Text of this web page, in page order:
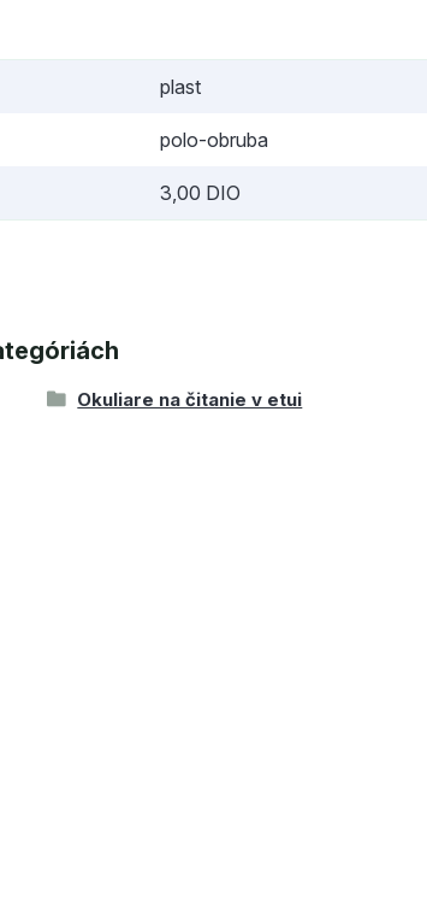
plast
polo-obruba
3,00 DIO
Okuliare na čitanie v etui